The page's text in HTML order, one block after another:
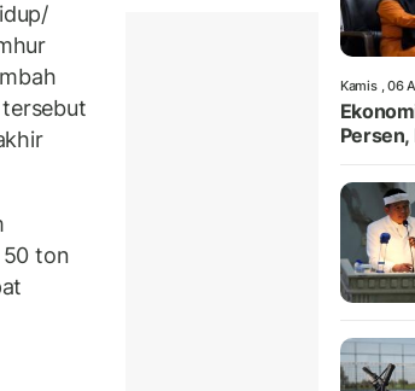
50 ton
Kamis , 06
Persen,